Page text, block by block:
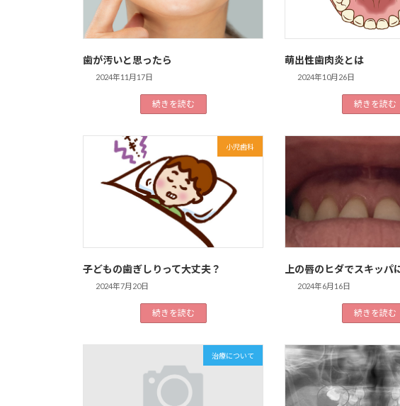
歯が汚いと思ったら
2024年11月17日
続きを読む
萌出性歯肉炎とは
2024年10月26日
続きを読む
小児歯科
子どもの歯ぎしりって大丈夫？
2024年7月20日
続きを読む
上の唇のヒダでスキッパ
2024年6月16日
続きを読む
治療について